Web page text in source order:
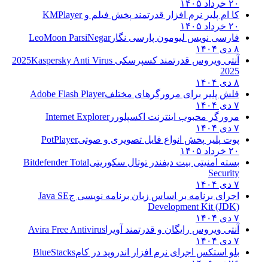
کا ام پلیر نرم افزار قدرتمند پخش فیلم وKMPlayer
فارسی نویس لیومون پارسی نگار LeoMoon ParsiNegar
آنتی ویروس قدرتمند کسپرسکی 2025Kaspersky Anti Virus
فلش پلیر برای مرورگرهای مختلفAdobe Flash Player
مرورگر محبوب اینترنت اکسپلوررInternet Explorer
پوت پلیر پخش انواع فایل تصویری و صوتیPotPlayer
بسته امنیتی بیت دیفندر توتال سکوریتیBitdefender Total
Security
اجرای برنامه بر اساس زبان برنامه نویسی جJava SE
Development Kit (JDK)
آنتی ویروس رایگان و قدرتمند آویراAvira Free Antivirus
بلو استکس اجرای نرم افزار اندروید در کامBlueStacks